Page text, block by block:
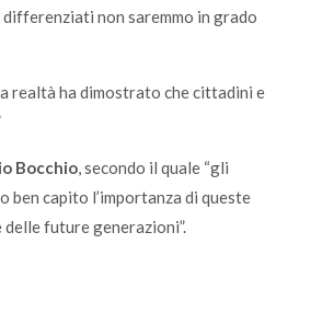
non saremmo in grado
realtà ha dimostrato che cittadini e
Bocchio, secondo il quale “gli
capito l’importanza di queste
future generazioni”.